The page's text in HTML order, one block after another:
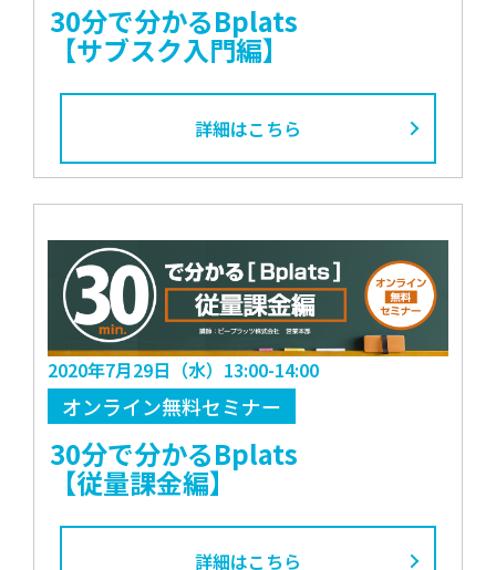
30分で分かるBplats
【サブスク入門編】
詳細はこちら
2020年7月29日（水）13:00-14:00
オンライン無料セミナー
30分で分かるBplats
【従量課金編】
詳細はこちら